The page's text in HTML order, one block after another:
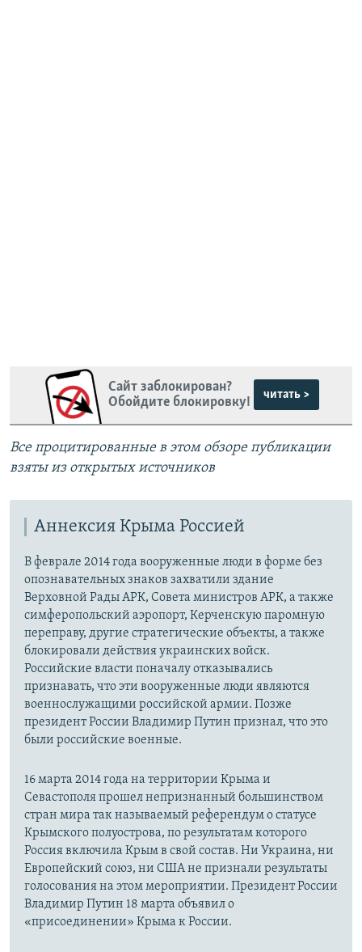
Сайт заблокирован?
Обойдите блокировку!
читать >
Все процитированные в этом обзоре публикации
взяты из открытых источников
Аннексия Крыма Россией
В феврале 2014 года вооруженные люди в форме без
опознавательных знаков захватили здание
Верховной Рады АРК, Совета министров АРК, а также
симферопольский аэропорт, Керченскую паромную
переправу, другие стратегические объекты, а также
блокировали действия украинских войск.
Российские власти поначалу отказывались
признавать, что эти вооруженные люди являются
военнослужащими российской армии. Позже
президент России Владимир Путин признал, что это
были российские военные.
16 марта 2014 года на территории Крыма и
Севастополя прошел непризнанный большинством
стран мира так называемый референдум о статусе
Крымского полуострова, по результатам которого
Россия включила Крым в свой состав. Ни Украина, ни
Европейский союз, ни США не признали результаты
голосования на этом мероприятии. Президент России
Владимир Путин 18 марта объявил о
«присоединении» Крыма к России.